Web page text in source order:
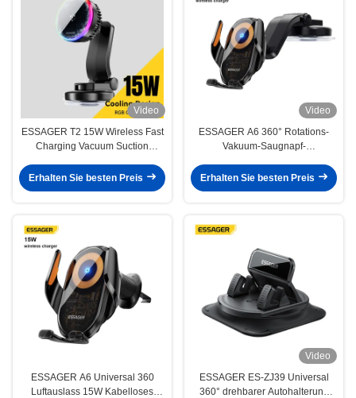
Video
ESSAGER T2 15W Wireless Fast
Charging Vacuum Suction
Rotation
Erhalten Sie besten Preis
Video
ESSAGER A6 360° Rotations-
Vakuum-Saugnapf-
kabellosem Ladegerät
Erhalten Sie besten Preis
ESSAGER A6 Universal 360
Luftauslass 15W Kabelloses
Video
ESSAGER ES-ZJ39 Universal
360° drehbarer Autohalterung